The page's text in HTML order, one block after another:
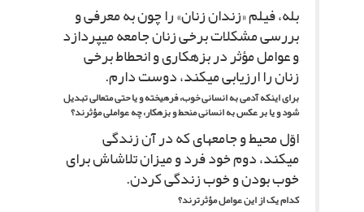
بله، فیلم «زندان زنان» را چون به معرفى و
بررسى مشکلات برخى زنان جامعه مى‏پردازد
و عوامل مؤثر در بزهکارى و انحطاط برخى
زنان را ارزیابى مى‏کند، دوست دارم.
براى اینکه آدمى به انسانى خوب، فرهیخته و یا حتى متعالى تبدیل
شود و یا بر عکس به انسانى منحط و بزهکار، چه عواملى مؤثرند؟
اوّل محیط و جامعه‏اى که در آن زندگى
مى‏کند، دوم خود فرد و میزان تلاش‏اش براى
خوب بودن و خوب زندگى کردن.
کدام یک از این عوامل مؤثرترند؟